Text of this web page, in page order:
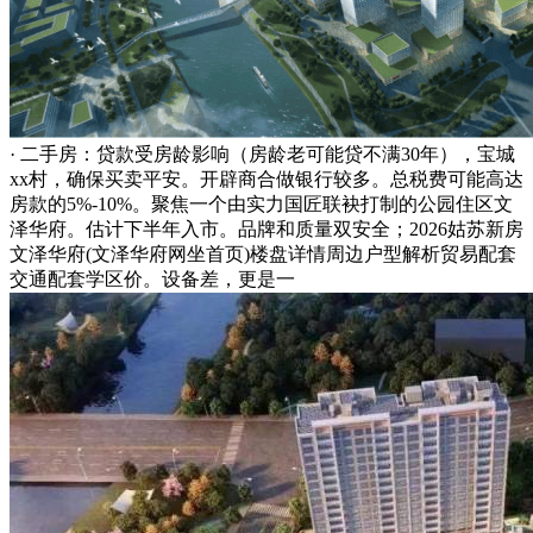
· 二手房：贷款受房龄影响（房龄老可能贷不满30年），宝城
xx村，确保买卖平安。开辟商合做银行较多。总税费可能高达
房款的5%-10%。聚焦一个由实力国匠联袂打制的公园住区文
泽华府。估计下半年入市。品牌和质量双安全；2026姑苏新房
文泽华府(文泽华府网坐首页)楼盘详情周边户型解析贸易配套
交通配套学区价。设备差，更是一